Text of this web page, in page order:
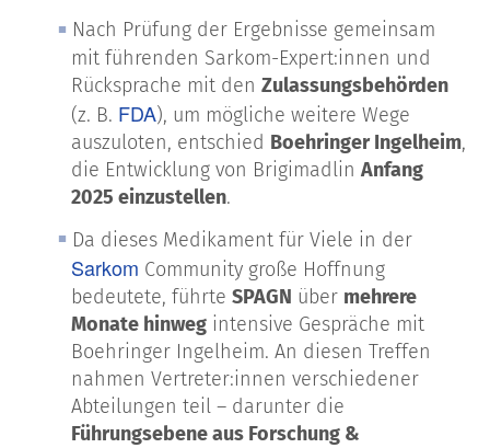
Nach Prüfung der Ergebnisse gemeinsam
mit führenden Sarkom-Expert:innen und
Rücksprache mit den Zulassungsbehörden
(z. B. FDA), um mögliche weitere Wege
auszuloten, entschied Boehringer Ingelheim,
die Entwicklung von Brigimadlin Anfang
2025 einzustellen.
Da dieses Medikament für Viele in der
Sarkom Community große Hoffnung
bedeutete, führte SPAGN über mehrere
Monate hinweg intensive Gespräche mit
Boehringer Ingelheim. An diesen Treffen
nahmen Vertreter:innen verschiedener
Abteilungen teil – darunter die
Führungsebene aus Forschung &